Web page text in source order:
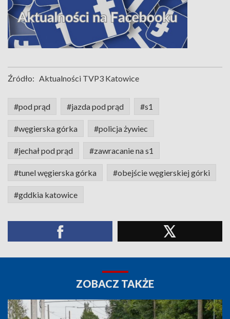
Źródło: Aktualności TVP3 Katowice
#pod prąd #jazda pod prąd #s1
#węgierska górka #policja żywiec
#jechał pod prąd #zawracanie na s1
#tunel węgierska górka #obejście węgierskiej górki
#gddkia katowice
ZOBACZ TAKŻE